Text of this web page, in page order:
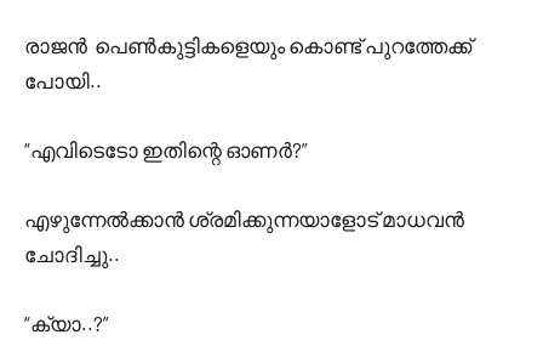
രാജൻ പെൺകുട്ടികളെയും കൊണ്ട് പുറത്തേക്ക്
പോയി..
“എവിടെടോ ഇതിന്റെ ഓണർ?”
എഴുന്നേൽക്കാൻ ശ്രമിക്കുന്നയാളോട് മാധവൻ
ചോദിച്ചു..
“ക്യാ..?”